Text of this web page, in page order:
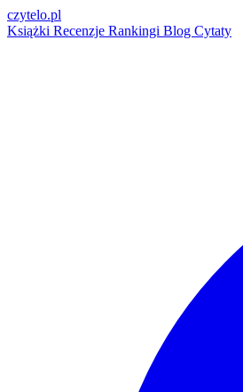
czytelo.pl
Książki Recenzje Rankingi Blog Cytaty